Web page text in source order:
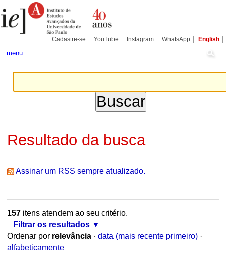
para
conteúdo.
Pessoais
Cadastre-se YouTube Instagram WhatsApp English
menu
Resultado da busca
Assinar um RSS sempre atualizado.
157itens atendem ao seu critério.
Filtrar os resultados
Ordenar por relevância · data (mais recente primeiro) ·
alfabeticamente